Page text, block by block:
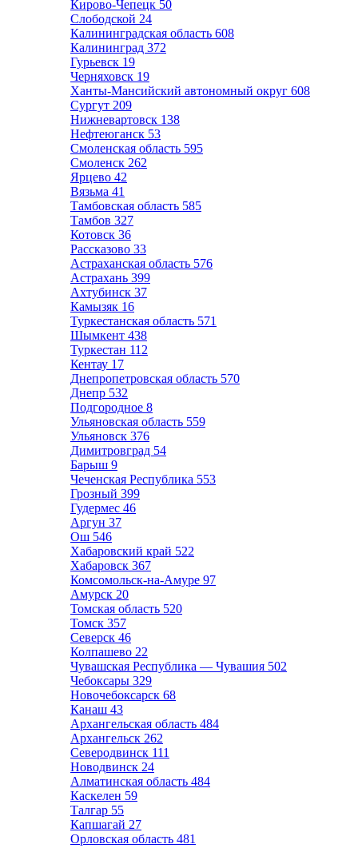
Кирово-Чепецк 50
Слободской 24
Калининградская область 608
Калининград 372
Гурьевск 19
Черняховск 19
Ханты-Мансийский автономный округ 608
Сургут 209
Нижневартовск 138
Нефтеюганск 53
Смоленская область 595
Смоленск 262
Ярцево 42
Вязьма 41
Тамбовская область 585
Тамбов 327
Котовск 36
Рассказово 33
Астраханская область 576
Астрахань 399
Ахтубинск 37
Камызяк 16
Туркестанская область 571
Шымкент 438
Туркестан 112
Кентау 17
Днепропетровская область 570
Днепр 532
Подгородное 8
Ульяновская область 559
Ульяновск 376
Димитровград 54
Барыш 9
Чеченская Республика 553
Грозный 399
Гудермес 46
Аргун 37
Ош 546
Хабаровский край 522
Хабаровск 367
Комсомольск-на-Амуре 97
Амурск 20
Томская область 520
Томск 357
Северск 46
Колпашево 22
Чувашская Республика — Чувашия 502
Чебоксары 329
Новочебоксарск 68
Канаш 43
Архангельская область 484
Архангельск 262
Северодвинск 111
Новодвинск 24
Алматинская область 484
Каскелен 59
Талгар 55
Капшагай 27
Орловская область 481